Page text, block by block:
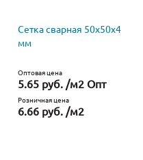
Сетка сварная 50х50х4
мм
Оптовая цена
5.65 руб. /м2 Опт
Розничная цена
6.66 руб. /м2